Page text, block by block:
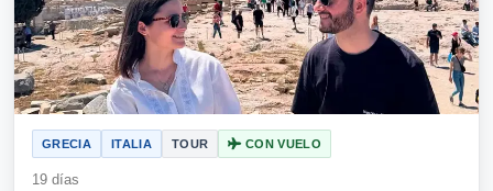
GRECIA ITALIA TOUR CON VUELO
19 días